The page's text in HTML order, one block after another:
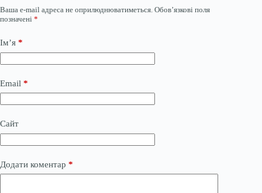
Ваша e-mail адреса не оприлюднюватиметься. Обов’язкові поля
позначені *
Ім’я *
Email *
Сайт
Додати коментар *